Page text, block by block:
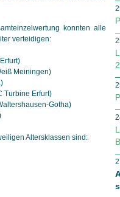
konnten alle
verteidigen:
Meiningen)
Turbine Erfurt)
Gotha)
Altersklassen sind: